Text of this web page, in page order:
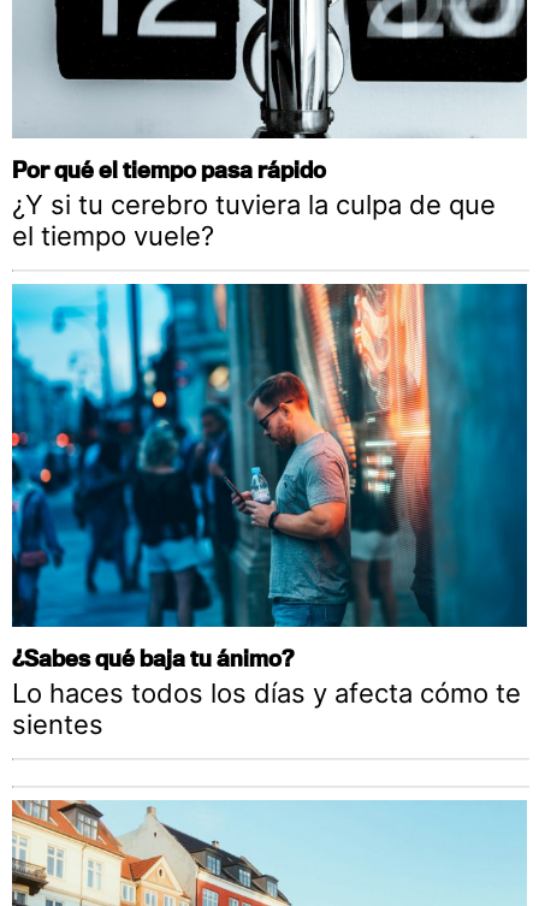
Por qué el tiempo pasa rápido
¿Y si tu cerebro tuviera la culpa de que
el tiempo vuele?
¿Sabes qué baja tu ánimo?
Lo haces todos los días y afecta cómo te
sientes